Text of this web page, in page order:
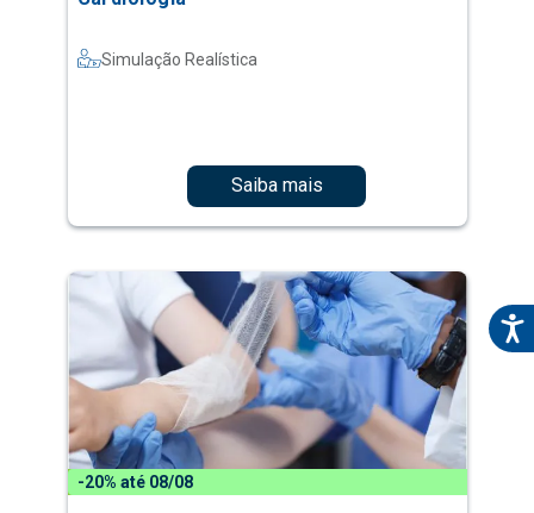
Simulação Realística
Saiba mais
-20% até 08/08